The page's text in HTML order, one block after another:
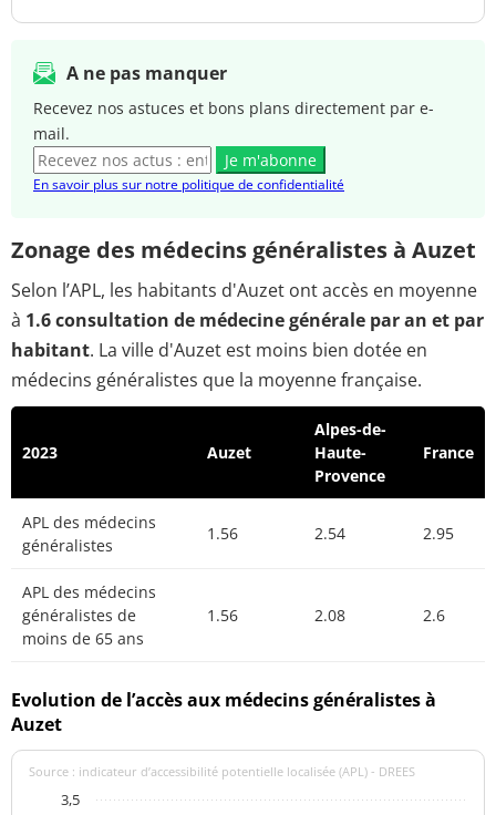
A ne pas manquer
Recevez nos astuces et bons plans directement par e-
mail.
Je m'abonne
En savoir plus sur notre politique de confidentialité
Zonage des médecins généralistes à Auzet
Selon l’APL, les habitants d'Auzet ont accès en moyenne
à 1.6 consultation de médecine générale par an et par
habitant. La ville d'Auzet est moins bien dotée en
médecins généralistes que la moyenne française.
2023 Auzet
Alpes-de-
Haute-
Provence
France
APL des médecins
généralistes
1.56 2.54 2.95
APL des médecins
généralistes de
moins de 65 ans
1.56 2.08 2.6
Evolution de l’accès aux médecins généralistes à
Auzet
Source : indicateur d’accessibilité potentielle localisée (APL) - DREES
3,5